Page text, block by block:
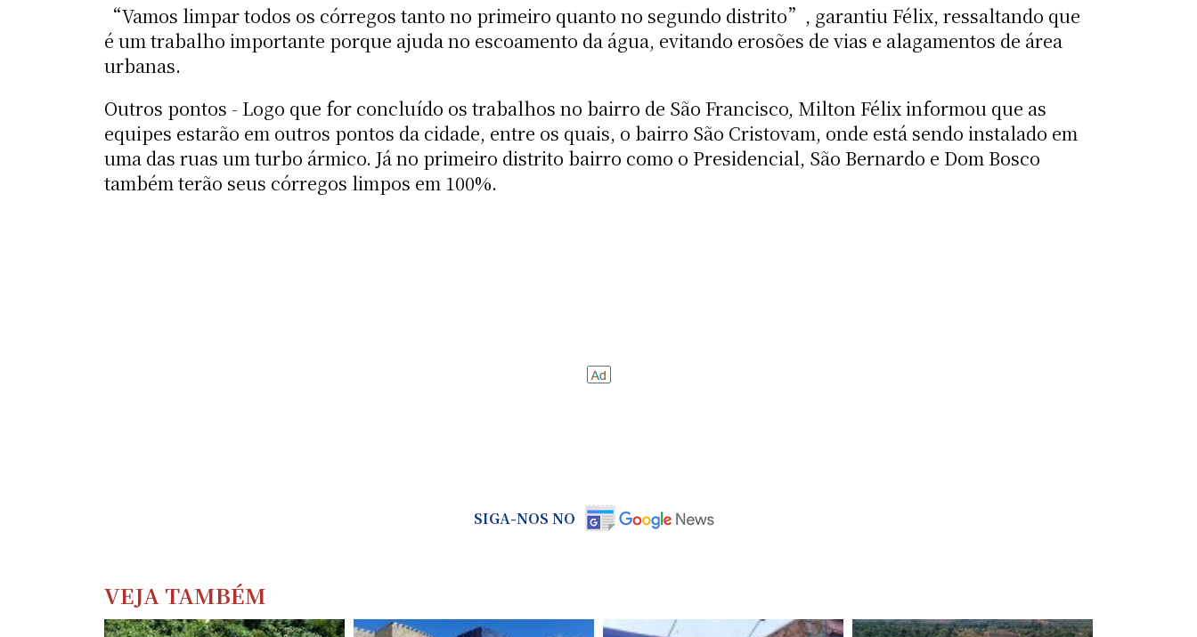
“Vamos limpar todos os córregos tanto no primeiro quanto no segundo distrito”, garantiu Félix, ressaltando que
é um trabalho importante porque ajuda no escoamento da água, evitando erosões de vias e alagamentos de área
urbanas.
Outros pontos - Logo que for concluído os trabalhos no bairro de São Francisco, Milton Félix informou que as
equipes estarão em outros pontos da cidade, entre os quais, o bairro São Cristovam, onde está sendo instalado em
uma das ruas um turbo ármico. Já no primeiro distrito bairro como o Presidencial, São Bernardo e Dom Bosco
também terão seus córregos limpos em 100%.
SIGA-NOS NO
VEJA TAMBÉM